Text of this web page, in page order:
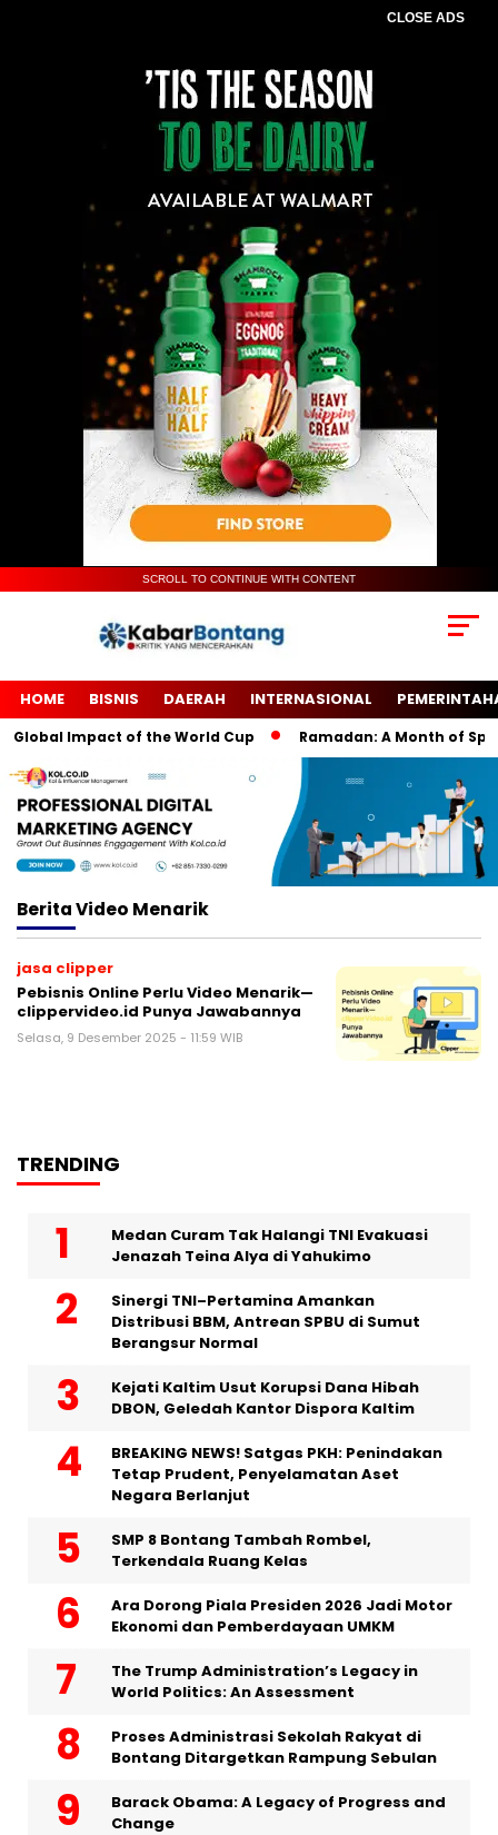
CLOSE ADS
SCROLL TO CONTINUE WITH CONTENT
HOME BISNIS DAERAH INTERNASIONAL
Impact of the World Cup Ramadan: A Month of
BeritaVideo Menarik
jasa clipper
Pebisnis Online Perlu Video Menarik—
clippervideo.id Punya Jawabannya
Selasa, 9 Desember 2025 - 11:59 WIB
TRENDING
Medan Curam Tak Halangi TNI Evakuasi
Jenazah Teina Alya di Yahukimo
Sinergi TNI–Pertamina Amankan
Distribusi BBM, Antrean SPBU di Sumut
Berangsur Normal
Kejati Kaltim Usut Korupsi Dana Hibah
DBON, Geledah Kantor Dispora Kaltim
BREAKING NEWS! Satgas PKH: Penindakan
Tetap Prudent, Penyelamatan Aset
Negara Berlanjut
SMP 8 Bontang Tambah Rombel,
Terkendala Ruang Kelas
Ara Dorong Piala Presiden 2026 Jadi Motor
Ekonomi dan Pemberdayaan UMKM
The Trump Administration’s Legacy in
World Politics: An Assessment
Proses Administrasi Sekolah Rakyat di
Bontang Ditargetkan Rampung Sebulan
Barack Obama: A Legacy of Progress and
Change